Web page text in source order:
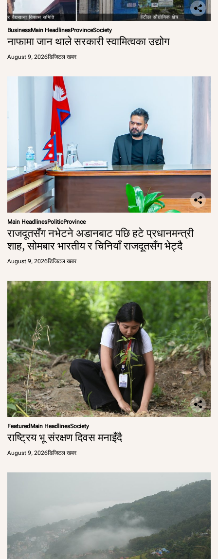
BusinessMain HeadlinesProvinceSociety
नाफामा जान थाले सरकारी स्वामित्वका उद्योग
August 9, 2026डिजिटल खबर
Main HeadlinesPoliticProvince
राजदूतसँग नभेटने अडानबाट पछि हटे प्रधानमन्त्री
शाह, सोमबार भारतीय र चिनियाँ राजदूतसँग भेट्दै
August 9, 2026डिजिटल खबर
Featured Main HeadlinesSociety
राष्ट्रिय भू संरक्षण दिवस मनाइँदै
August 9, 2026डिजिटल खबर